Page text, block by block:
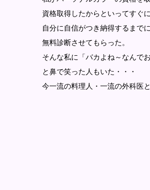
資格取得したからといってすぐ
自分に自信がつき納得するまで
無料診断させてもらった。
そんな私に「バカよね～なんで
と鼻で笑った人もいた・・・
今一流の料理人・一流の外科医